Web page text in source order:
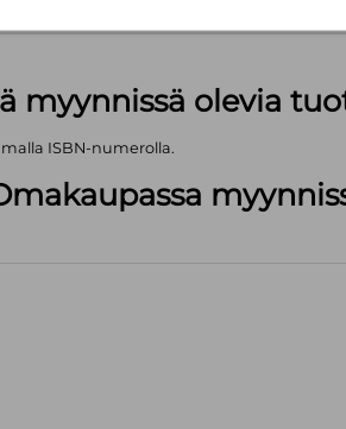
(kts. alla): 288 kpl
myynnissä olevia
ISBN-numerolla.